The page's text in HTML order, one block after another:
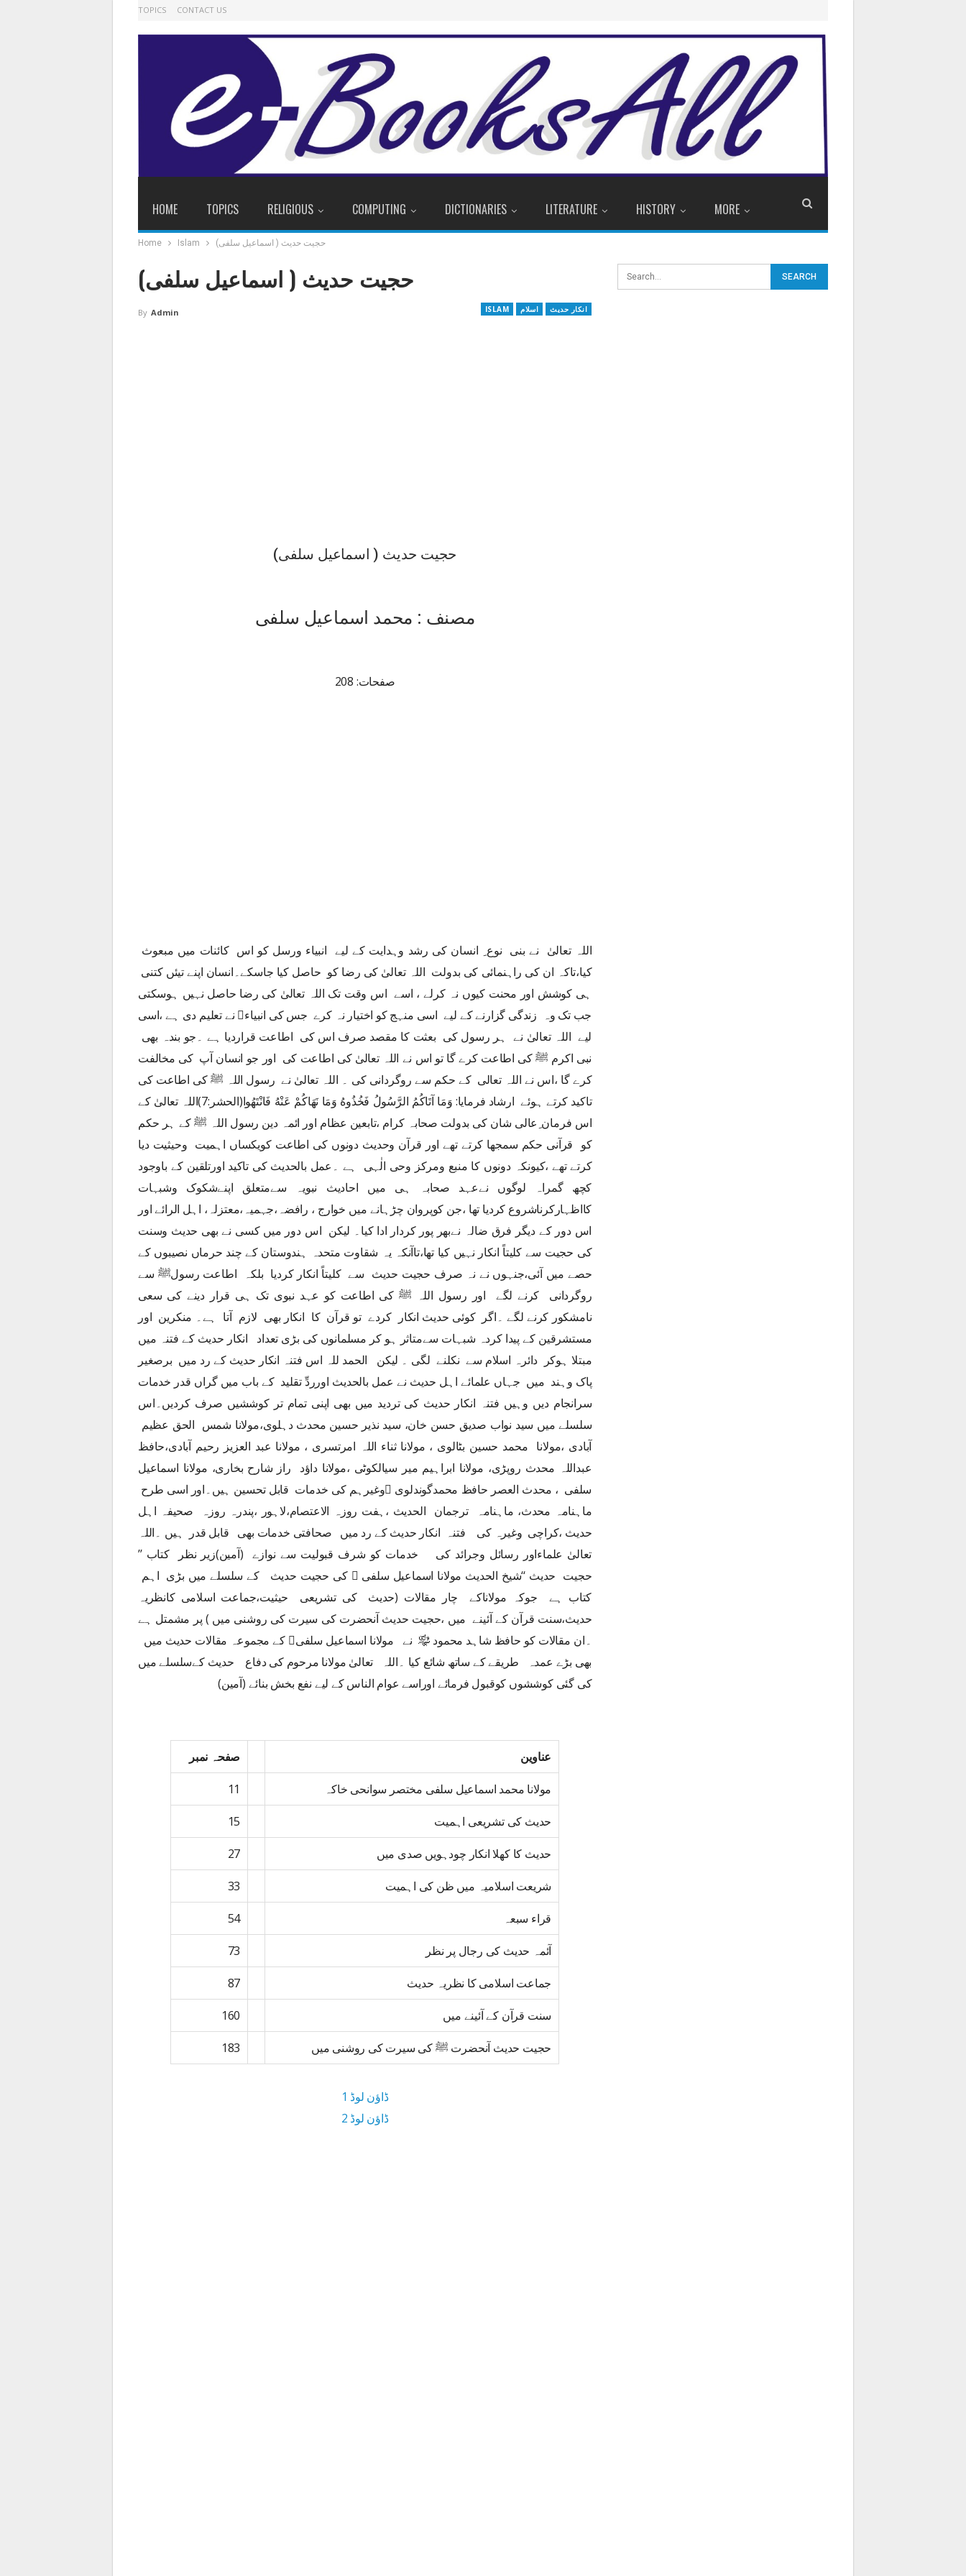
TOPICS CONTACT US
HOME TOPICS RELIGIOUS COMPUTING DICTIONARIES LITERATURE HISTORY MORE
Home Islam حجیت حدیث ( اسماعیل سلفی)
حجیت حدیث ( اسماعیل سلفی)
ISLAM اسلام انکار حدیث By Admin
حجیت حدیث ( اسماعیل سلفی)
مصنف : محمد اسماعیل سلفی
صفحات: 208
اللہ تعالیٰ نے بنی نوع ِ انسان کی رشد وہدایت کے لیے انبیاء ورسل کو اس کائنات میں مبعوث
کیا،تاکہ ان کی راہنمائی کی بدولت اللہ تعالیٰ کی رضا کو حاصل کیا جاسکے۔انسان اپنے تیئں کتنی
ہی کوشش اور محنت کیوں نہ کرلے ، اسے اس وقت تک اللہ تعالیٰ کی رضا حاصل نہیں ہوسکتی
جب تک وہ زندگی گزارنے کے لیے اسی منہج کو اختیار نہ کرے جس کی انبیاء﷩ نے تعلیم دی ہے ،اسی
لیے اللہ تعالیٰ نے ہر رسول کی بعثت کا مقصد صرف اس کی اطاعت قراردیا ہے ۔جو بندہ بھی
نبی اکرم ﷺ کی اطاعت کرے گا تو اس نے اللہ تعالیٰ کی اطاعت کی اور جو انسان آپ کی مخالفت
کرے گا ،اس نے اللہ تعالی کے حکم سے روگردانی کی ۔ اللہ تعالیٰ نے رسول اللہ ﷺ کی اطاعت کی
تاکید کرتے ہوئے ارشاد فرمایا: وَمَا آتَاكُمُ الرَّسُولُ فَخُذُوهُ وَمَا نَهَاكُمْ عَنْهُ فَانْتَهُوا(الحشر:7)اللہ تعالیٰ کے
اس فرمان ِعالی شان کی بدولت صحابہ کرام ،تابعین عظام اور ائمہ دین رسول اللہ ﷺ کے ہر حکم
کو قرآنی حکم سمجھا کرتے تھے اور قرآن وحدیث دونوں کی اطاعت کویکساں اہمیت وحیثیت دیا
کرتے تھے ،کیونکہ دونوں کا منبع ومرکز وحی الٰہی ہے ۔عمل بالحدیث کی تاکید اورتلقین کے باوجود
کچھ گمراہ لوگوں نےعہد صحابہ ہی میں احادیث نبویہ سےمتعلق اپنےشکوک وشبہات
کااظہارکرناشروع کردیا تھا ،جن کوپروان چڑہانے میں خوارج ، رافضہ،جہمیہ،معتزلہ، اہل الرائے اور
اس دور کے دیگر فرق ضالہ نےبھر پور کردار ادا کیا۔ لیکن اس دور میں کسی نے بھی حدیث وسنت
کی حجیت سے کلیتاً انکار نہیں کیا تھا،تاآنکہ یہ شقاوت متحدہ ہندوستان کے چند حرماں نصیبوں کے
حصے میں آئی،جنہوں نے نہ صرف حجیت حدیث سے کلیتاً انکار کردیا بلکہ اطاعت رسولﷺ سے
روگردانی کرنے لگے اور رسول اللہ ﷺ کی اطاعت کو عہد نبوی تک ہی قرار دینے کی سعی
نامشکور کرنے لگے ۔اگر کوئی حدیث انکار کردے تو قرآن کا انکار بھی لازم آتا ہے۔ منکرین اور
مستشرقین کے پیدا کردہ شبہات سےمتاثر ہو کر مسلمانوں کی بڑی تعداد انکار حدیث کے فتنہ میں
مبتلا ہوکر دائرہ اسلام سے نکلنے لگی ۔ لیکن الحمد للہ اس فتنہ انکار حدیث کے رد میں برصغیر
پاک وہند میں جہاں علمائے اہل حدیث نے عمل بالحدیث اورردِّ تقلید کے باب میں گراں قدر خدمات
سرانجام دیں وہیں فتنہ انکار حدیث کی تردید میں بھی اپنی تمام تر کوششیں صرف کردیں۔اس
سلسلے میں سید نواب صدیق حسن خان، سید نذیر حسین محدث دہلوی،مولانا شمس الحق عظیم
آبادی ،مولانا محمد حسین بٹالوی ، مولانا ثناء اللہ امرتسری ، مولانا عبد العزیز رحیم آبادی،حافظ
عبداللہ محدث روپڑی، مولانا ابراہیم میر سیالکوٹی ،مولانا داؤد راز شارح بخاری، مولانا اسماعیل
سلفی ، محدث العصر حافظ محمدگوندلوی ﷭وغیرہم کی خدمات قابل تحسین ہیں۔اور اسی طرح
ماہنامہ محدث، ماہنامہ ترجمان الحدیث ،ہفت روزہ الاعتصام،لاہور ،پندرہ روزہ صحیفہ اہل
حدیث ،کراچی وغیرہ کی فتنہ انکار حدیث کے رد میں صحافتی خدمات بھی قابل قدر ہیں ۔اللہ
تعالیٰ علماءاور رسائل وجرائد کی خدمات کو شرف قبولیت سے نوازے (آمین)زیر نظر کتاب ’’
حجیت حدیث ‘‘شیخ الحدیث مولانا اسماعیل سلفی ﷫ کی حجیت حدیث کے سلسلے میں بڑی اہم
کتاب ہے جوکہ مولاناکے چار مقالات (حدیث کی تشریعی حیثیت،جماعت اسلامی کانظریہ
حدیث،سنت قرآن کے آئینے میں ،حجیت حدیث آنحضرت کی سیرت کی روشنی میں ) پر مشمتل ہے
۔ان مقالات کو حافظ شاہد محمود ﷾ نے مولانا اسماعیل سلفی﷫ کے مجموعہ مقالات حدیث میں
بھی بڑے عمدہ طریقے کے ساتھ شائع کیا ۔اللہ تعالیٰ مولانا مرحوم کی دفاع حدیث کےسلسلے میں
کی گئی کوششوں کوقبول فرمائے اوراسے عوام الناس کے لیے نفع بخش بنائے (آمین)
عناوین صفحہ نمبر
مولانا محمد اسماعیل سلفی مختصر سوانحی خاکہ 11
حدیث کی تشریعی اہمیت 15
حدیث کا کھلا انکار چودہویں صدی میں 27
شریعت اسلامیہ میں ظن کی اہمیت 33
قراء سبعہ 54
آئمہ حدیث کی رجال پر نظر 73
جماعت اسلامی کا نظریہ حدیث 87
سنت قرآن کے آئینے میں 160
حجیت حدیث آنحضرت ﷺ کی سیرت کی روشنی میں 183
ڈاؤن لوڈ 1
ڈاؤن لوڈ 2